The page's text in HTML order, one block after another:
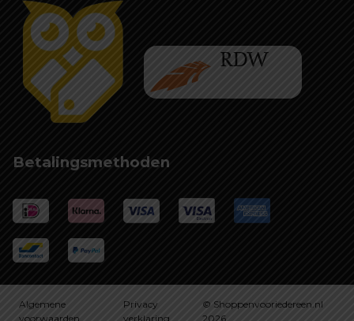
Betalingsmethoden
Algemene
voorwaarden
Privacy
verklaring
© Shoppenvooriedereen.nl
2026